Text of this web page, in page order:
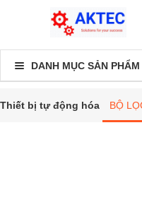
DANH MỤC SẢN PHẨM
Thiết bị tự động hóa BỘ